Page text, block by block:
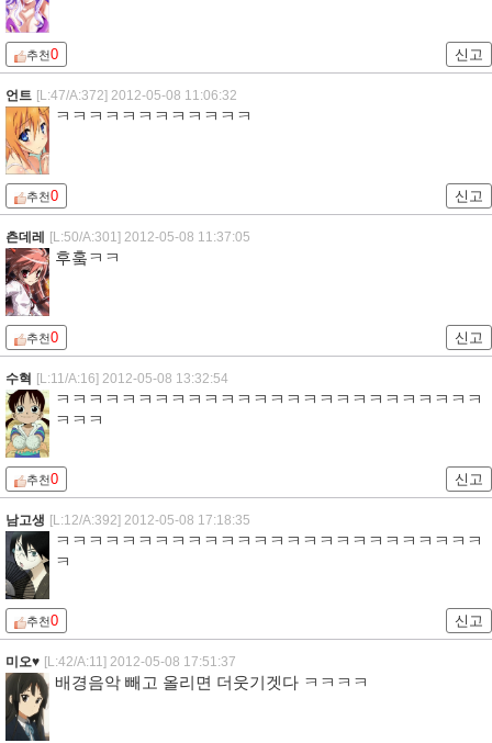
추천0 신고
언트 [L:47/A:372] 2012-05-08 11:06:32
ㅋㅋㅋㅋㅋㅋㅋㅋㅋㅋㅋㅋ
추천0 신고
츤데레 [L:50/A:301] 2012-05-08 11:37:05
후훜ㅋㅋ
추천0 신고
수혁 [L:11/A:16] 2012-05-08 13:32:54
ㅋㅋㅋㅋㅋㅋㅋㅋㅋㅋㅋㅋㅋㅋㅋㅋㅋㅋㅋㅋㅋㅋㅋㅋㅋㅋ
ㅋㅋㅋ
추천0 신고
남고생 [L:12/A:392] 2012-05-08 17:18:35
ㅋㅋㅋㅋㅋㅋㅋㅋㅋㅋㅋㅋㅋㅋㅋㅋㅋㅋㅋㅋㅋㅋㅋㅋㅋㅋ
ㅋ
추천0 신고
미오♥ [L:42/A:11] 2012-05-08 17:51:37
배경음악 빼고 올리면 더웃기겟다 ㅋㅋㅋㅋ